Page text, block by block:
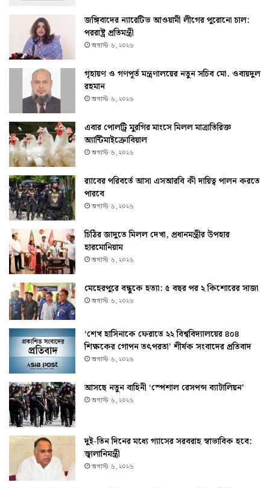
জঙ্গিবাদের ন্যারেটিভ আওয়ামী লীগের পুরোনো চাল:
পররাষ্ট্র প্রতিমন্ত্রী
অগাস্ট ৬, ২০২৬
গৃহায়ণ ও গণপূর্ত মন্ত্রণালয়ের নতুন সচিব মো. ওবায়দুল
রহমান
অগাস্ট ৬, ২০২৬
এবার পোলট্রি মুরগির মাংসে মিলল মাত্রাতিরিক্ত
অ্যান্টিমাইক্রোবিয়াল
অগাস্ট ৬, ২০২৬
র‌্যাবের পরিবর্তে আসা এসআরবি কী দায়িত্ব পালন করতে
পারবে
অগাস্ট ৬, ২০২৬
চিঠির জাদুতে মিলল দেখা, প্রধানমন্ত্রীর উপহার
হারমোনিয়াম
অগাস্ট ৬, ২০২৬
মেহেরপুরে বন্ধুকে হত্যা: ৫ বছর পর ২ কিশোরের সাজা
অগাস্ট ৬, ২০২৬
‘শেখ হাসিনাকে ফেরাতে ২২ বিশ্ববিদ্যালয়ের ৪০৪
শিক্ষকের গোপন তৎপরতা’ শীর্ষক সংবাদের প্রতিবাদ
অগাস্ট ৬, ২০২৬
আসছে নতুন বাহিনী ‘স্পেশাল রেসপন্স ব্যাটালিয়ন’
অগাস্ট ৬, ২০২৬
দুই-তিন দিনের মধ্যে গ্যাসের সরবরাহ স্বাভাবিক হবে:
জ্বালানিমন্ত্রী
অগাস্ট ৬, ২০২৬